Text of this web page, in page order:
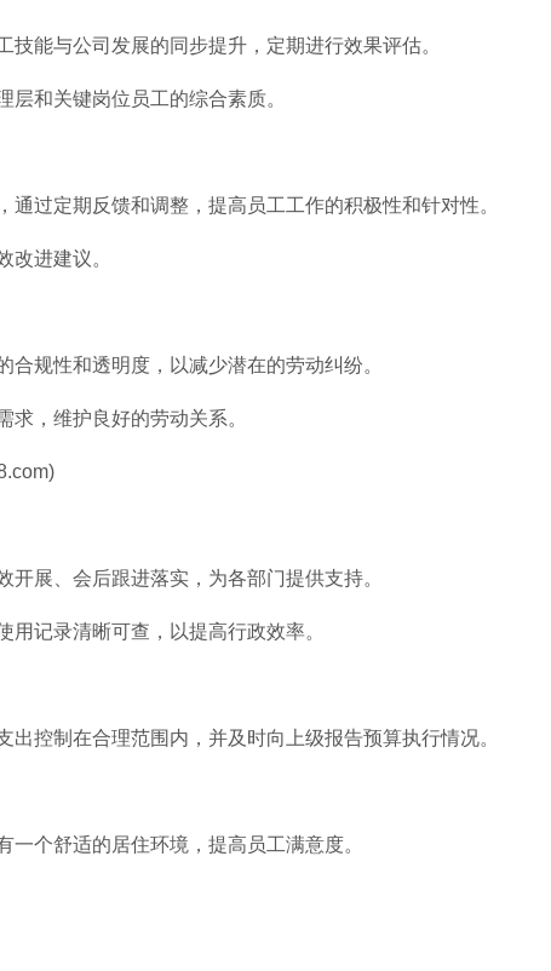
能与公司发展的同步提升，定期进行效果评估。
和关键岗位员工的综合素质。
过定期反馈和调整，提高员工工作的积极性和针对性。
改进建议。
规性和透明度，以减少潜在的劳动纠纷。
，维护良好的劳动关系。
展、会后跟进落实，为各部门提供支持。
记录清晰可查，以提高行政效率。
控制在合理范围内，并及时向上级报告预算执行情况。
个舒适的居住环境，提高员工满意度。